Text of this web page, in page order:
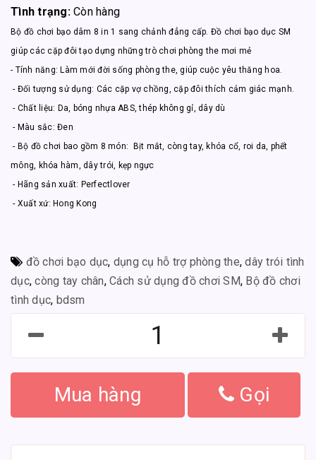
Tình trạng: Còn hàng
Bộ đồ chơi bạo dâm 8 in 1 sang chảnh đẳng cấp. Đồ chơi bạo dục SM
giúp các cặp đôi tạo dựng những trò chơi phòng the mơi mẻ
- Tính năng: Làm mới đời sống phòng the, giúp cuộc yêu thăng hoa.
- Đối tượng sử dụng: Các cặp vợ chồng, cặp đôi thích cảm giác mạnh.
- Chất liệu: Da, bóng nhựa ABS, thép không gỉ, dây dù
- Màu sắc: Đen
- Bộ đồ chơi bao gồm 8 món: Bịt mắt, còng tay, khóa cổ, roi da, phết
mông, khóa hàm, dây trói, kẹp ngực
- Hãng sản xuất: Perfectlover
- Xuất xứ: Hong Kong
đồ chơi bạo dục, dụng cụ hỗ trợ phòng the,dây trói tình
dục,còng tay chân, Cách sử dụng đồ chơi SM, Bộ đồ chơi
tình dục, bdsm
Mua hàng Gọi